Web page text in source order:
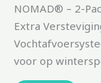
NOMAD® – 2-
Extra
voor op